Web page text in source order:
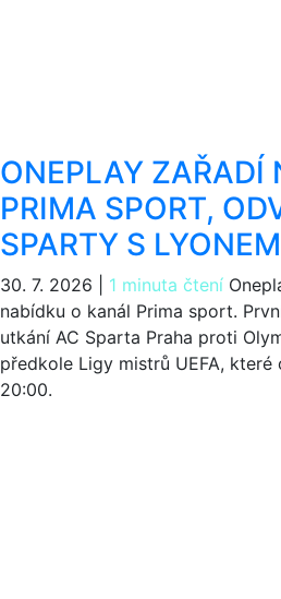
ONEPLAY ZAŘADÍ
PRIMA SPORT,
SPARTY S LYONEM
30. 7. 2026 1 minuta čtení
nabídku o kanál Prima sport.
utkání AC Sparta Praha proti
předkole Ligy mistrů UEFA, které
20:00.